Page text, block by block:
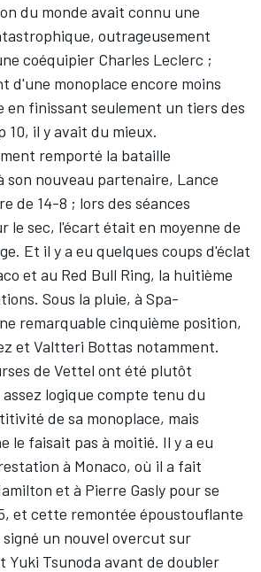
du monde avait connu une
outrageusement
coéquipier Charles Leclerc ;
d'une monoplace encore moins
en finissant seulement un tiers des
10, il y avait du mieux.
remporté la bataille
nouveau partenaire, Lance
de 14-8 ; lors des séances
le sec, l'écart était en moyenne de
Et il y a eu quelques coups d'éclat
et au Red Bull Ring, la huitième
Sous la pluie, à Spa-
remarquable cinquième position,
et Valtteri Bottas notamment.
de Vettel ont été plutôt
logique compte tenu du
de sa monoplace, mais
le faisait pas à moitié. Il y a eu
à Monaco, où il a fait
et à Pierre Gasly pour se
et cette remontée époustouflante
signé un nouvel overcut sur
Yuki Tsunoda avant de doubler